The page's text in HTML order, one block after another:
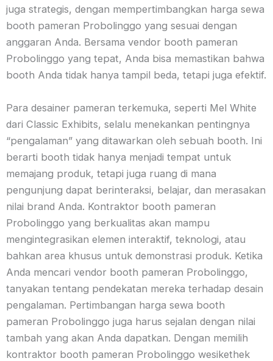
juga strategis, dengan mempertimbangkan harga sewa
booth pameran Probolinggo yang sesuai dengan
anggaran Anda. Bersama vendor booth pameran
Probolinggo yang tepat, Anda bisa memastikan bahwa
booth Anda tidak hanya tampil beda, tetapi juga efektif.
Para desainer pameran terkemuka, seperti Mel White
dari Classic Exhibits, selalu menekankan pentingnya
“pengalaman” yang ditawarkan oleh sebuah booth. Ini
berarti booth tidak hanya menjadi tempat untuk
memajang produk, tetapi juga ruang di mana
pengunjung dapat berinteraksi, belajar, dan merasakan
nilai brand Anda. Kontraktor booth pameran
Probolinggo yang berkualitas akan mampu
mengintegrasikan elemen interaktif, teknologi, atau
bahkan area khusus untuk demonstrasi produk. Ketika
Anda mencari vendor booth pameran Probolinggo,
tanyakan tentang pendekatan mereka terhadap desain
pengalaman. Pertimbangan harga sewa booth
pameran Probolinggo juga harus sejalan dengan nilai
tambah yang akan Anda dapatkan. Dengan memilih
kontraktor booth pameran Probolinggo wesikethek